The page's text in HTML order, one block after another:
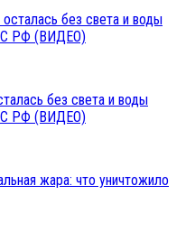
без света и воды
РФ (ВИДЕО)